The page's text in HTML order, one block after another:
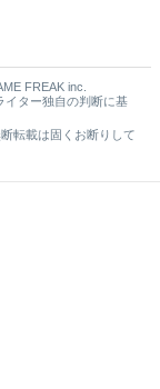
FREAK inc.
イター独自の判断に基
転載は固くお断りして